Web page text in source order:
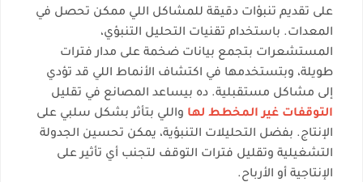
على تقديم تنبؤات دقيقة للمشاكل اللي ممكن تحصل في
المعدات. باستخدام تقنيات التحليل التنبؤي،
المستشعرات بتجمع بيانات ضخمة على مدار فترات
طويلة، وبتستخدمها في اكتشاف الأنماط اللي قد تؤدي
إلى مشاكل مستقبلية. ده بيساعد المصانع في تقليل
التوقفات غير المخطط لها واللي بتأثر بشكل سلبي على
الإنتاج. بفضل التحليلات التنبؤية، يمكن تحسين الجدولة
التشغيلية وتقليل فترات التوقف لتجنب أي تأثير على
الإنتاجية أو الأرباح.